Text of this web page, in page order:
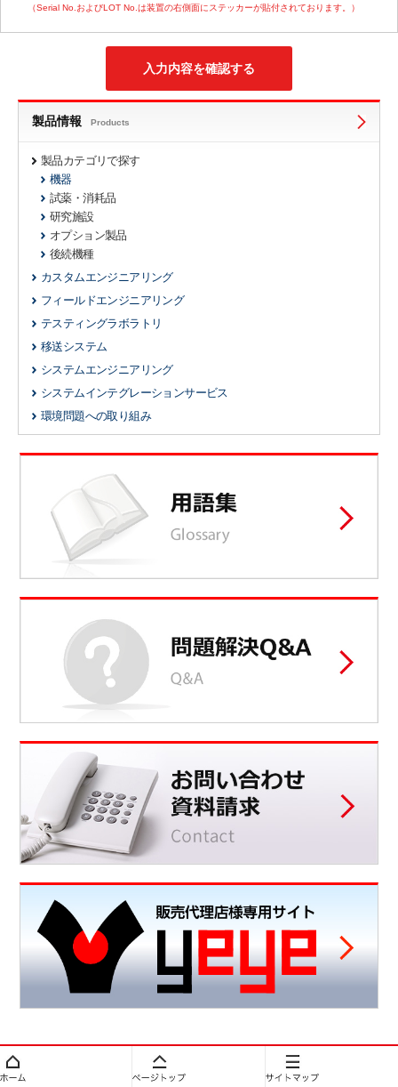
（Serial No.およびLOT No.は装置の右側面にステッカーが貼付されております。）
製品情報 Products
製品カテゴリで探す
機器
試薬・消耗品
研究施設
オプション製品
後続機種
カスタムエンジニアリング
フィールドエンジニアリング
テスティングラボラトリ
移送システム
システムエンジニアリング
システムインテグレーションサービス
環境問題への取り組み